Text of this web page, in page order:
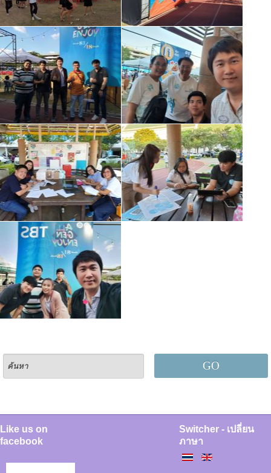
GO
Like us on
facebook
Switcher - เปลี่ยน
ภาษา